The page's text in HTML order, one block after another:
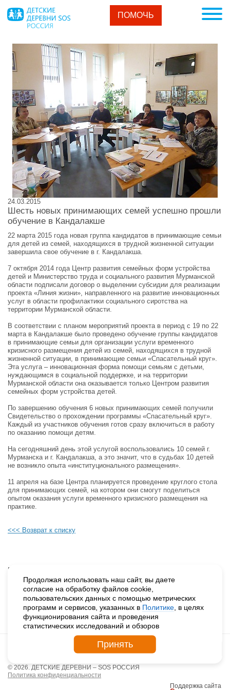
ПОМОЧЬ
24.03.2015
Шесть новых принимающих семей успешно прошли
обучение в Кандалакше
22 марта 2015 года новая группа кандидатов в принимающие семьи
для детей из семей, находящихся в трудной жизненной ситуации
завершила свое обучение в г. Кандалакша.
7 октября 2014 года Центр развития семейных форм устройства
детей и Министерство труда и социального развития Мурманской
области подписали договор о выделении субсидии для реализации
проекта «Линия жизни», направленного на развитие инновационных
услуг в области профилактики социального сиротства на
территории Мурманской области.
В соответствии с планом мероприятий проекта в период с 19 по 22
марта в Кандалакше было проведено обучение группы кандидатов
в принимающие семьи для организации услуги временного
кризисного размещения детей из семей, находящихся в трудной
жизненной ситуации, в принимающие семьи «Спасательный круг».
Эта услуга – инновационная форма помощи семьям с детьми,
нуждающимся в социальной поддержке, и на территории
Мурманской области она оказывается только Центром развития
семейных форм устройства детей.
По завершению обучения 6 новых принимающих семей получили
Свидетельство о прохождении программы «Спасательный круг».
Каждый из участников обучения готов сразу включиться в работу
по оказанию помощи детям.
На сегодняшний день этой услугой воспользовались 10 семей г.
Мурманска и г. Кандалакша, а это значит, что в судьбах 10 детей
не возникло опыта «институционального размещения».
11 апреля на базе Центра планируется проведение круглого стола
для принимающих семей, на котором они смогут поделиться
опытом оказания услуги временного кризисного размещения на
практике.
<<< Возврат к списку
Будьте в курсе наших событий, подпишитесь на новости и акции
Нажимая на кнопку «Подписаться», вы даете согласие на
обработку персональных данных.
Поддержка сайта
© 2026. ДЕТСКИЕ ДЕРЕВНИ – SOS РОССИЯ
Политика конфиденциальности
Продолжая использовать наш сайт, вы даете
согласие на обработку файлов cookie,
пользовательских данных с помощью метрических
программ и сервисов, указанных в Политике, в целях
функционирования сайта и проведения
статистических исследований и обзоров
Принять